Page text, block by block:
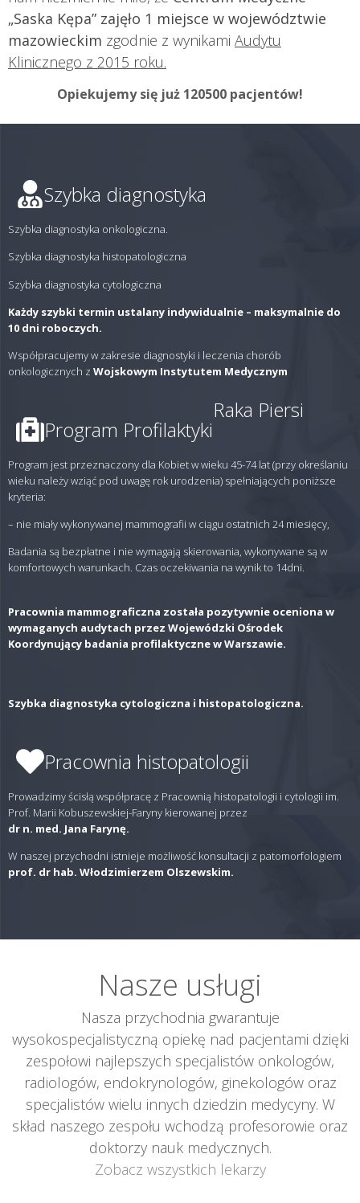
„Saska Kępa” zajęło 1 miejsce w województwie
mazowieckim zgodnie z wynikami Audytu
Klinicznego z 2015 roku.
Opiekujemy się już 120500 pacjentów!
Szybka diagnostyka
Szybka diagnostyka onkologiczna.
Szybka diagnostyka histopatologiczna
Szybka diagnostyka cytologiczna
Każdy szybki termin ustalany indywidualnie – maksymalnie do
10 dni roboczych.
Współpracujemy w zakresie diagnostyki i leczenia chorób
onkologicznych z Wojskowym Instytutem Medycznym
Program Profilaktyki
Raka Piersi
Program jest przeznaczony dla Kobiet w wieku 45-74 lat (przy określaniu
wieku należy wziąć pod uwagę rok urodzenia) spełniających poniższe
kryteria:
– nie miały wykonywanej mammografii w ciągu ostatnich 24 miesięcy,
Badania są bezpłatne i nie wymagają skierowania, wykonywane są w
komfortowych warunkach. Czas oczekiwania na wynik to 14dni.
Pracownia mammograficzna została pozytywnie oceniona w
wymaganych audytach przez Wojewódzki Ośrodek
Koordynujący badania profilaktyczne w Warszawie.
Szybka diagnostyka cytologiczna i histopatologiczna.
Pracownia histopatologii
Prowadzimy ścisłą współpracę z Pracownią histopatologii i cytologii im.
Prof. Marii Kobuszewskiej-Faryny kierowanej przez
dr n. med. Jana Farynę.
W naszej przychodni istnieje możliwość konsultacji z patomorfologiem
prof. dr hab. Włodzimierzem Olszewskim.
Nasze usługi
Nasza przychodnia gwarantuje
wysokospecjalistyczną opiekę nad pacjentami dzięki
zespołowi najlepszych specjalistów onkologów,
radiologów, endokrynologów, ginekologów oraz
specjalistów wielu innych dziedzin medycyny. W
skład naszego zespołu wchodzą profesorowie oraz
doktorzy nauk medycznych.
Zobacz wszystkich lekarzy